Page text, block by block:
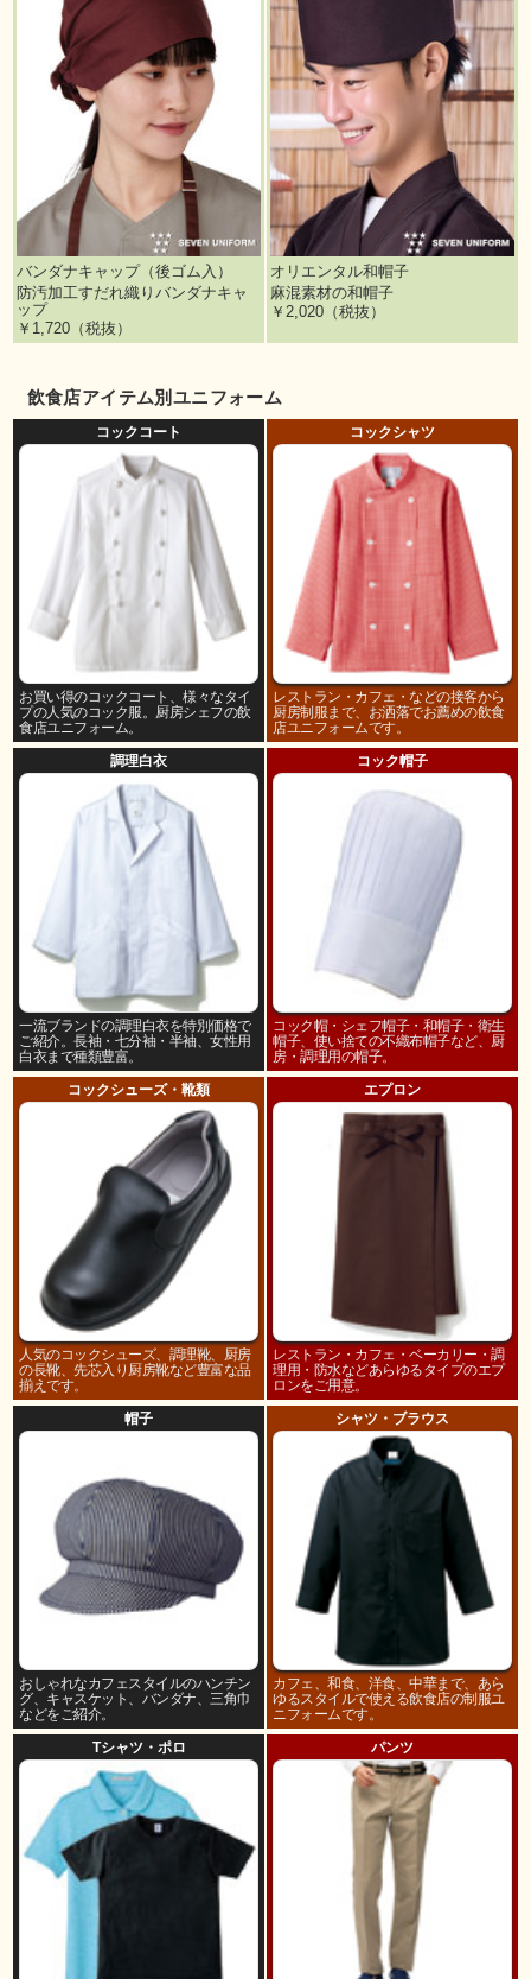
バンダナキャップ（後ゴム入）
防汚加工すだれ織りバンダナキャ
ップ
￥1,720（税抜）
オリエンタル和帽子
麻混素材の和帽子
￥2,020（税抜）
飲食店アイテム別ユニフォーム
コックコート
お買い得のコックコート、様々なタイ
プの人気のコック服。厨房シェフの飲
食店ユニフォーム。
コックシャツ
レストラン・カフェ・などの接客から
厨房制服まで、お洒落でお薦めの飲食
店ユニフォームです。
調理白衣
一流ブランドの調理白衣を特別価格で
ご紹介。長袖・七分袖・半袖、女性用
白衣まで種類豊富。
コック帽子
コック帽・シェフ帽子・和帽子・衛生
帽子、使い捨ての不織布帽子など、厨
房・調理用の帽子。
コックシューズ・靴類
人気のコックシューズ、調理靴、厨房
の長靴、先芯入り厨房靴など豊富な品
揃えです。
エプロン
レストラン・カフェ・ベーカリー・調
理用・防水などあらゆるタイプのエプ
ロンをご用意。
帽子
おしゃれなカフェスタイルのハンチン
グ、キャスケット、バンダナ、三角巾
などをご紹介。
シャツ・ブラウス
カフェ、和食、洋食、中華まで、あら
ゆるスタイルで使える飲食店の制服ユ
ニフォームです。
Tシャツ・ポロ
パンツ